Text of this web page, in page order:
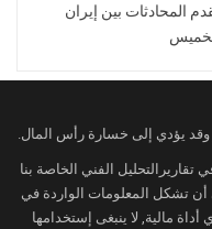
ترامب هذا
السعودية
بحسن نية
المحادثات بين إيران
يؤدي إلى خسارة رأس المال.
تقاريرالتحليل الفني الخاصة بنا
أن تشكل المعلومات الواردة في
مالية, لا ينبغى إستخدامها